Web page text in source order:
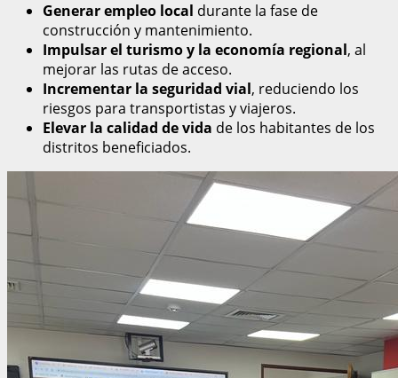
Generar empleo local durante la fase de
construcción y mantenimiento.
Impulsar el turismo y la economía regional, al
mejorar las rutas de acceso.
Incrementar la seguridad vial, reduciendo los
riesgos para transportistas y viajeros.
Elevar la calidad de vida de los habitantes de los
distritos beneficiados.